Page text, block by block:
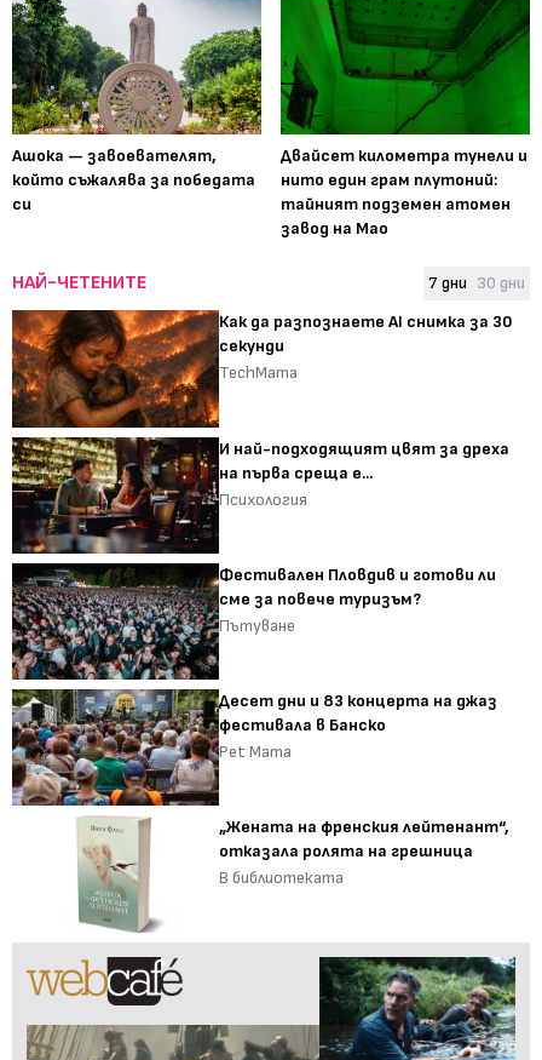
Ашока — завоевателят,
който съжалява за победата
си
Двайсет километра тунели и
нито един грам плутоний:
тайният подземен атомен
завод на Мао
НАЙ-ЧЕТЕНИТЕ 7 дни 30 дни
Как да разпознаете AI снимка за 30
секунди
TechMama
И най-подходящият цвят за дреха
на първа среща е...
Психология
Фестивален Пловдив и готови ли
сме за повече туризъм?
Пътуване
Десет дни и 83 концерта на джаз
фестивала в Банско
Pet Mama
„Жената на френския лейтенант“,
отказала ролята на грешница
В библиотеката